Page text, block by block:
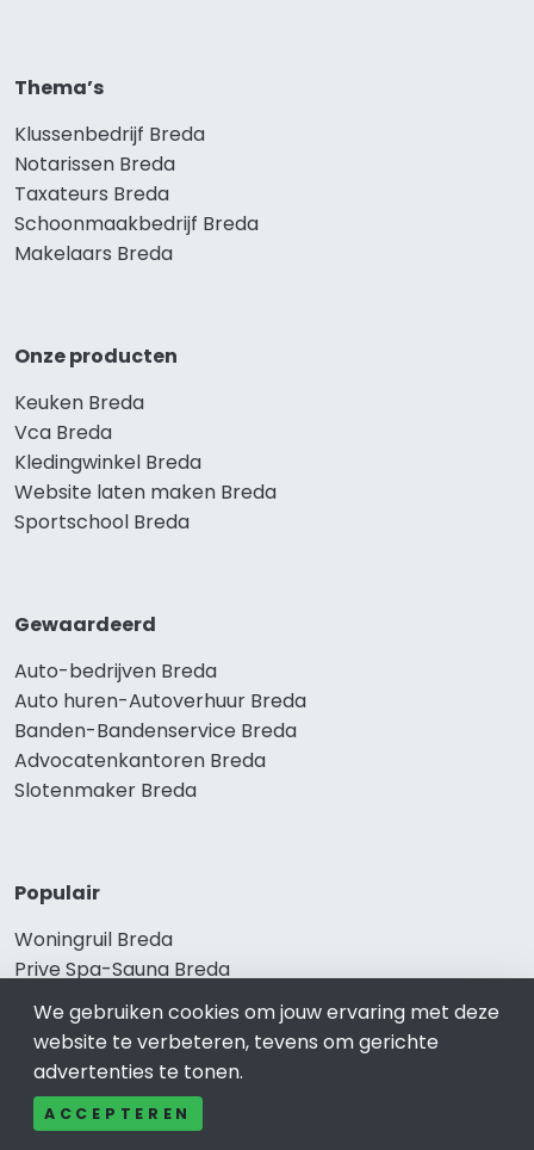
Thema’s
Klussenbedrijf Breda
Notarissen Breda
Taxateurs Breda
Schoonmaakbedrijf Breda
Makelaars Breda
Onze producten
Keuken Breda
Vca Breda
Kledingwinkel Breda
Website laten maken Breda
Sportschool Breda
Gewaardeerd
Auto-bedrijven Breda
Auto huren-Autoverhuur Breda
Banden-Bandenservice Breda
Advocatenkantoren Breda
Slotenmaker Breda
Populair
Woningruil Breda
Prive Spa-Sauna Breda
Incassobureau Breda
Bedrijfsruimte Breda
Ongediertebestrijding Breda
We gebruiken cookies om jouw ervaring met deze
website te verbeteren, tevens om gerichte
advertenties te tonen.
ACCEPTEREN